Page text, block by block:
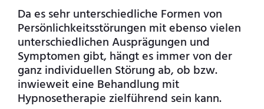
Da es sehr unterschiedliche Formen von
Persönlichkeitsstörungen mit ebenso vielen
unterschiedlichen Ausprägungen und
Symptomen gibt, hängt es immer von der
ganz individuellen Störung ab, ob bzw.
inwieweit eine Behandlung mit
Hypnosetherapie zielführend sein kann.